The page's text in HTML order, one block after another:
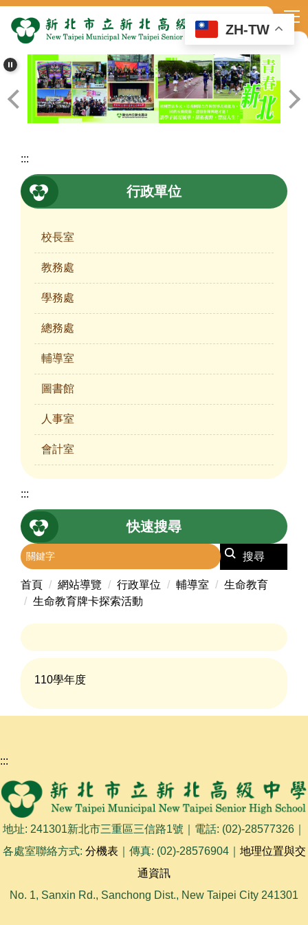
到
要
內
容
區
ZH-TW
:::
行政單位
校長室
教務處
學務處
總務處
輔導室
圖書館
人事室
會計室
:::
快速搜尋
搜尋
首頁 網站導覽 行政單位 輔導室
生命教育
生命教育牌卡探索活動
110學年度
:::
地址: 241301新北市三重區三信路1號｜電話: (02)-28577326｜
各處室聯絡方式: 分機表 ｜傳真: (02)-28576904｜ 地理位置與交
通資訊
No. 1, Sanxin Rd., Sanchong Dist., New Taipei City 241301